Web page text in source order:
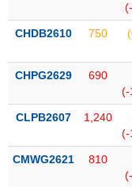
CHDB2610 750
CHPG2629 690
(-
CLPB2607 1,240
(-
CMWG2621 810
TIÊU
THIẾT
YẾU
CHĂM